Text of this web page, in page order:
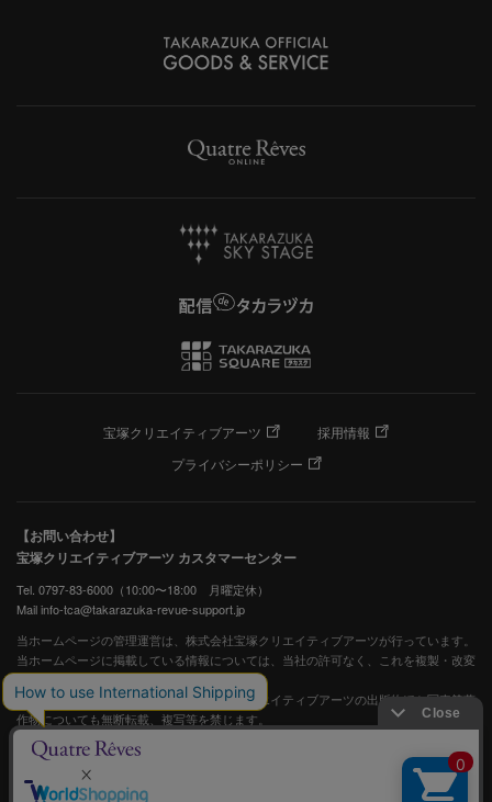
宝塚クリエイティブアーツ
採用情報
プライバシーポリシー
【お問い合わせ】
宝塚クリエイティブアーツ カスタマーセンター
Tel. 0797-83-6000（10:00〜18:00 月曜定休）
Mail info-tca@takarazuka-revue-support.jp
当ホームページの管理運営は、株式会社宝塚クリエイティブアーツが行っています。
当ホームページに掲載している情報については、当社の許可なく、これを複製・改変
することを固く禁止します。
また、阪急電鉄並びに宝塚歌劇団、宝塚クリエイティブアーツの出版物ほか写真等著
作物についても無断転載、複写等を禁じます。
宝塚歌劇公式ホームページ
JASRAC許諾番号：S0507081515